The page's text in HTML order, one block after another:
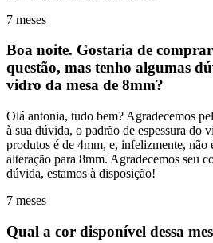
7 meses
Boa noite. Gostaria de
questão, mas tenho algumas
vidro da mesa de 8mm?
Olá antonia, tudo bem? Agradecemos
à sua dúvida, o padrão de espessura do
produtos é de 4mm, e, infelizmente, não
alteração para 8mm. Agradecemos seu
dúvida, estamos à disposição!
7 meses
Qual a cor disponível dessa